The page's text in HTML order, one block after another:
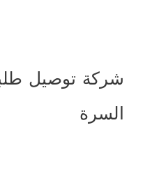
شركة توصيل
السرة